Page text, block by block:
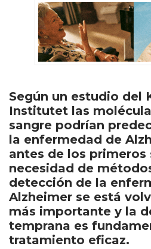
Según un estudio del
Institutet las
sangre podrían
la enfermedad de
antes de los primeros
necesidad de
detección de la
Alzheimer se está
más importante y la
temprana es
tratamiento eficaz.